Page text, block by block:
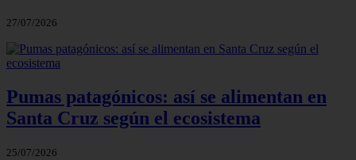
27/07/2026
Pumas patagónicos: así se alimentan en
Santa Cruz según el ecosistema
25/07/2026